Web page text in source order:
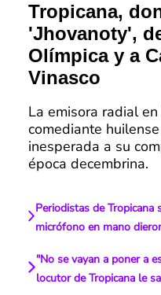
Tropicana,
'Jhovanoty',
Olímpica y a
Vinasco
La emisora radial
comediante
inesperada a su
época decembrina.
Periodistas de
micrófono en mano
"No se vayan a poner a
locutor de Tropicana le